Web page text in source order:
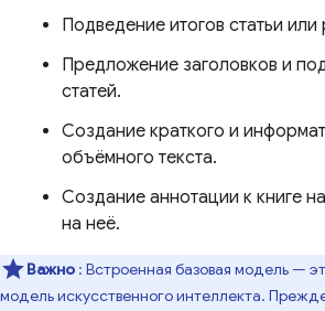
Подведение итогов статьи или
Предложение заголовков и
статей.
Создание краткого и
объёмного текста.
Создание аннотации к книге
на неё.
Важно : Встроенная базовая модель —
модель искусственного интеллекта.